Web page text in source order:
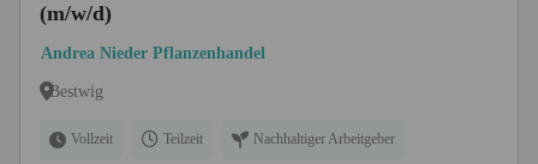
(m/w/d)
Andrea Nieder Pflanzenhandel
Bestwig
Vollzeit Teilzeit Nachhaltiger Arbeitgeber